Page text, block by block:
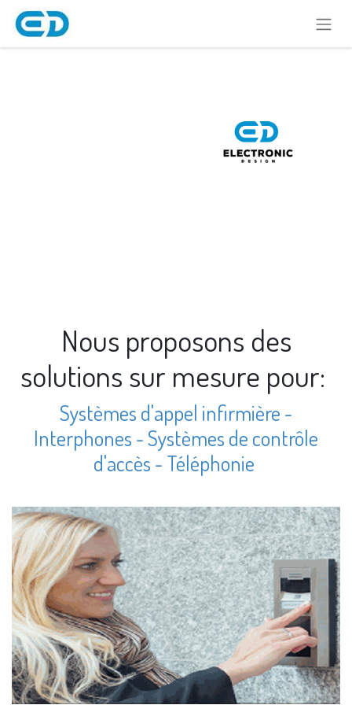
Nous proposons des
solutions sur mesure pour:
Systèmes d'appel infirmière -
Interphones - Systèmes de contrôle
d'accès - Téléphonie